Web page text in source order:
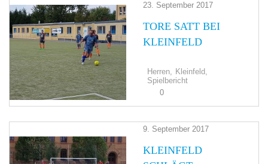
23. September 2017
TORE SATT BEI
KLEINFELD
Herren, Kleinfeld,
Spielbericht
0
9. September 2017
KLEINFELD